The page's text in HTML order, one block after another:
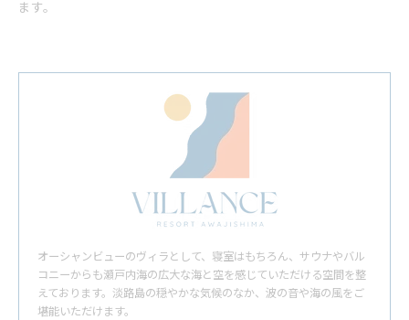
ます。
オーシャンビューのヴィラとして、寝室はもちろん、サウナやバル
コニーからも瀬戸内海の広大な海と空を感じていただける空間を整
えております。淡路島の穏やかな気候のなか、波の音や海の風をご
堪能いただけます。